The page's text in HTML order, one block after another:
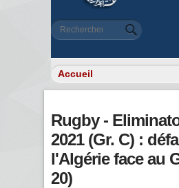
Formulaire de
Rechercher
Rugby -
2021 (Gr. C) :
l'Algérie face au
20)